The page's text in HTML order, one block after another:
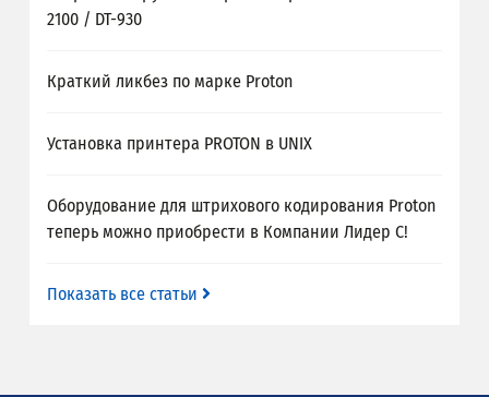
2100 / DT-930
Краткий ликбез по марке Proton
Установка принтера PROTON в UNIX
Оборудование для штрихового кодирования Proton
теперь можно приобрести в Компании Лидер С!
Показать все статьи